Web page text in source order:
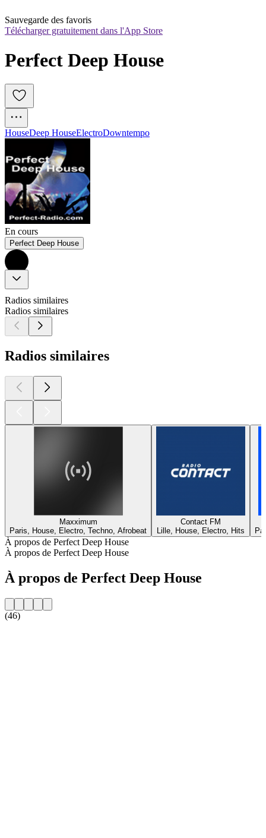
Sauvegarde des favoris
Télécharger gratuitement dans l'App Store
Perfect Deep House
HouseDeep HouseElectroDowntempo
En cours
Perfect Deep House
Radios similaires
Radios similaires
Radios similaires
Maxximum
Paris, House, Electro, Techno, Afrobeat
Contact FM
Lille, House, Electro, Hits
À propos de Perfect Deep House
À propos de Perfect Deep House
À propos de Perfect Deep House
(46)